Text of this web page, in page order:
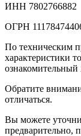
ИНН 7802766882
ОГРН
По техническим
характеристики
ознакомительный
Обратите
отличаться.
Вы можете
предварительно,